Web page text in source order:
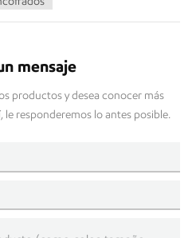
mensaje
productos y desea conocer más
le responderemos lo antes posible.